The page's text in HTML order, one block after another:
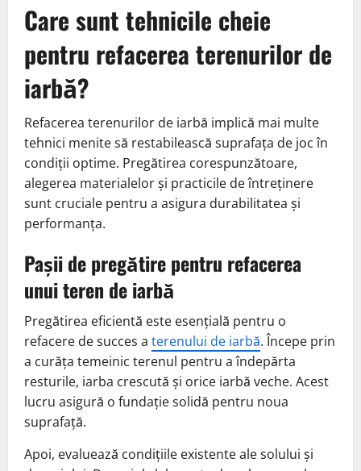
Care sunt tehnicile cheie
pentru refacerea terenurilor de
iarbă?
Refacerea terenurilor de iarbă implică mai multe
tehnici menite să restabilească suprafața de joc în
condiții optime. Pregătirea corespunzătoare,
alegerea materialelor și practicile de întreținere
sunt cruciale pentru a asigura durabilitatea și
performanța.
Pașii de pregătire pentru refacerea
unui teren de iarbă
Pregătirea eficientă este esențială pentru o
refacere de succes a terenului de iarbă. Începe prin
a curăța temeinic terenul pentru a îndepărta
resturile, iarba crescută și orice iarbă veche. Acest
lucru asigură o fundație solidă pentru noua
suprafață.
Apoi, evaluează condițiile existente ale solului și